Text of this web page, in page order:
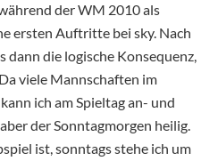
der WM 2010 als
ersten Auftritte bei sky. Nach
dann die logische Konsequenz,
viele Mannschaften im
ich am Spieltag an- und
der Sonntagmorgen heilig.
ist, sonntags stehe ich um